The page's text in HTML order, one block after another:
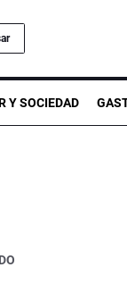
Y SOCIEDAD